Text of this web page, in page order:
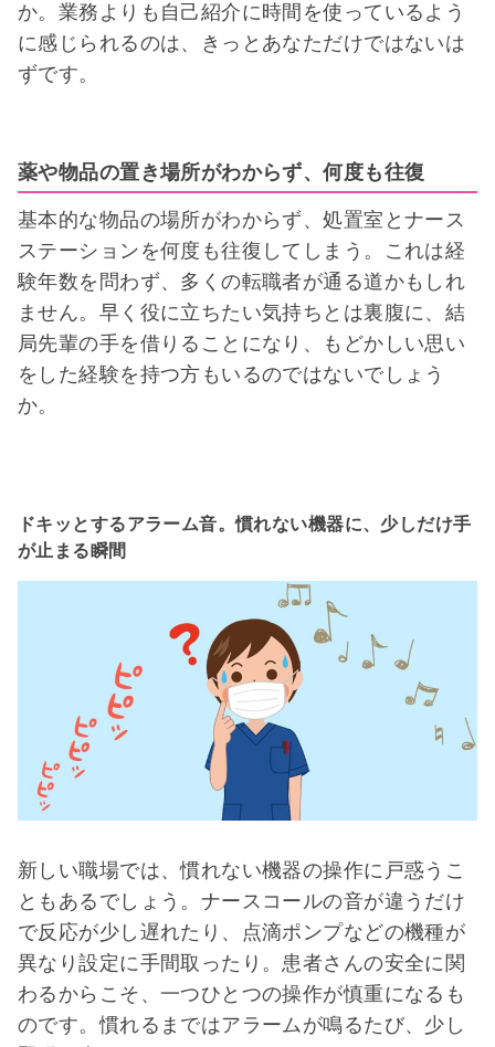
か。業務よりも自己紹介に時間を使っているよう
に感じられるのは、きっとあなただけではないは
ずです。
薬や物品の置き場所がわからず、何度も往復
基本的な物品の場所がわからず、処置室とナース
ステーションを何度も往復してしまう。これは経
験年数を問わず、多くの転職者が通る道かもしれ
ません。早く役に立ちたい気持ちとは裏腹に、結
局先輩の手を借りることになり、もどかしい思い
をした経験を持つ方もいるのではないでしょう
か。
ドキッとするアラーム音。慣れない機器に、少しだけ手
が止まる瞬間
新しい職場では、慣れない機器の操作に戸惑うこ
ともあるでしょう。ナースコールの音が違うだけ
で反応が少し遅れたり、点滴ポンプなどの機種が
異なり設定に手間取ったり。患者さんの安全に関
わるからこそ、一つひとつの操作が慎重になるも
のです。慣れるまではアラームが鳴るたび、少し